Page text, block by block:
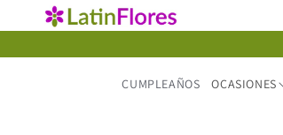
directamente
al contenido
CUMPLEAÑOS OCASIONES